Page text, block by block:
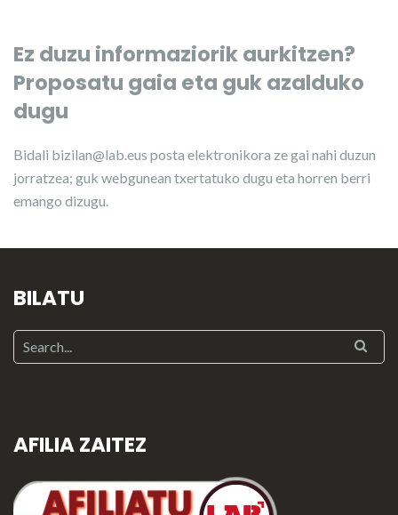
Ez duzu informaziorik aurkitzen?
Proposatu gaia eta guk azalduko
dugu
Bidali bizilan@lab.eus posta elektronikora ze gai nahi duzun
jorratzea; guk webgunean txertatuko dugu eta horren berri
emango dizugu.
BILATU
AFILIA ZAITEZ